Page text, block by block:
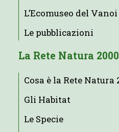
L’Ecomuseo del Vanoi
Le pubblicazioni
La Rete Natura 2000
Cosa è la Rete Natura
Gli Habitat
Le Specie